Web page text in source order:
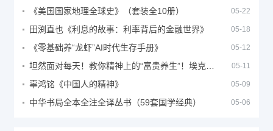
《美国国家地理全球史》（套装全10册） 05-22
田渕直也《利息的故事：利率背后的金融世界》 05-18
《零基础养“龙虾”AI时代生存手册》 05-12
05-11
辜鸿铭《中国人的精神》 05-09
中华书局全本全注全译丛书（59套国学经典） 05-06